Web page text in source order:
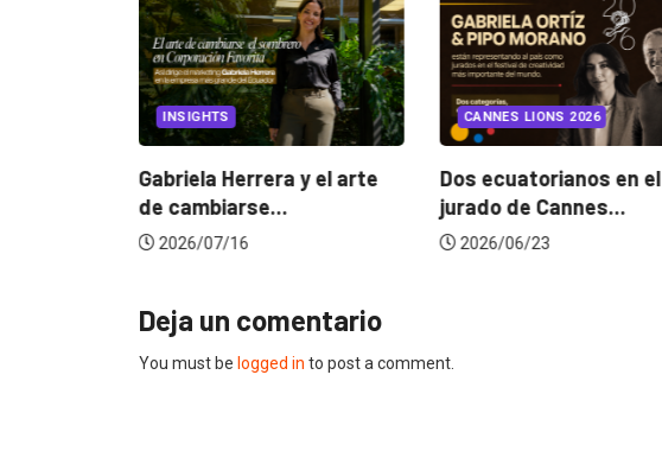
INSIGHTS
Gabriela Herrera y el arte
de cambiarse...
2026/07/16
CANNES LIONS 2026
Dos ecuatorianos en el
jurado de Cannes...
2026/06/23
Deja un comentario
You must be logged in to post a comment.